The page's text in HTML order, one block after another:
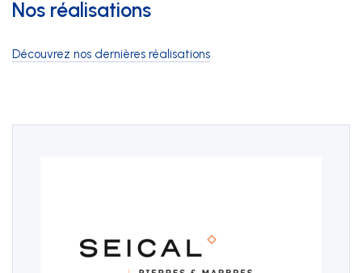
Nos réalisations
Découvrez nos dernières réalisations